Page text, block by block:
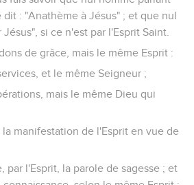
dit : "Anathème à Jésus" ; et que nul
si ce n'est par l'Esprit Saint.
de grâce, mais le même Esprit :
et le même Seigneur ;
mais le même Dieu qui
manifestation de l'Esprit en vue de
par l'Esprit, la parole de sagesse ; et